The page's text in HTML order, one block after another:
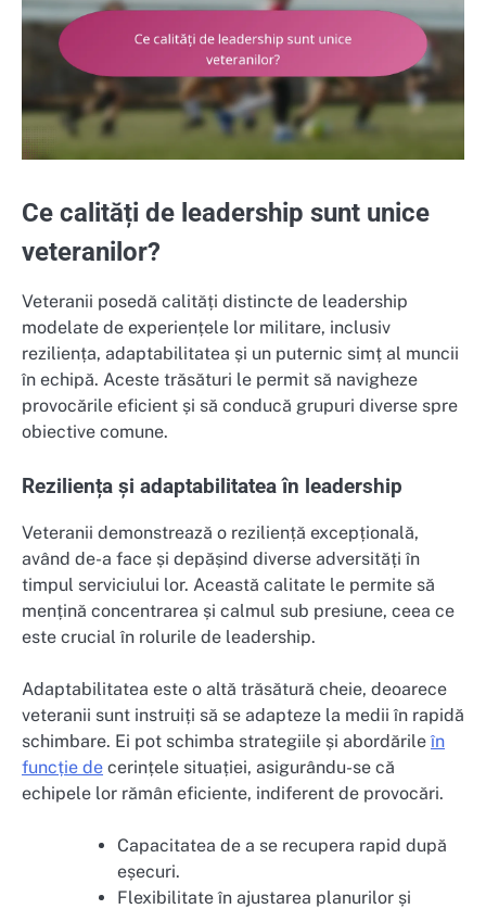
Ce calități de leadership sunt unice
veteranilor?
Veteranii posedă calități distincte de leadership
modelate de experiențele lor militare, inclusiv
reziliența, adaptabilitatea și un puternic simț al muncii
în echipă. Aceste trăsături le permit să navigheze
provocările eficient și să conducă grupuri diverse spre
obiective comune.
Reziliența și adaptabilitatea în leadership
Veteranii demonstrează o reziliență excepțională,
având de-a face și depășind diverse adversități în
timpul serviciului lor. Această calitate le permite să
mențină concentrarea și calmul sub presiune, ceea ce
este crucial în rolurile de leadership.
Adaptabilitatea este o altă trăsătură cheie, deoarece
veteranii sunt instruiți să se adapteze la medii în rapidă
schimbare. Ei pot schimba strategiile și abordărileîn
funcție de cerințele situației, asigurându-se că
echipele lor rămân eficiente, indiferent de provocări.
Capacitatea de a se recupera rapid după
eșecuri.
Flexibilitate în ajustarea planurilor și